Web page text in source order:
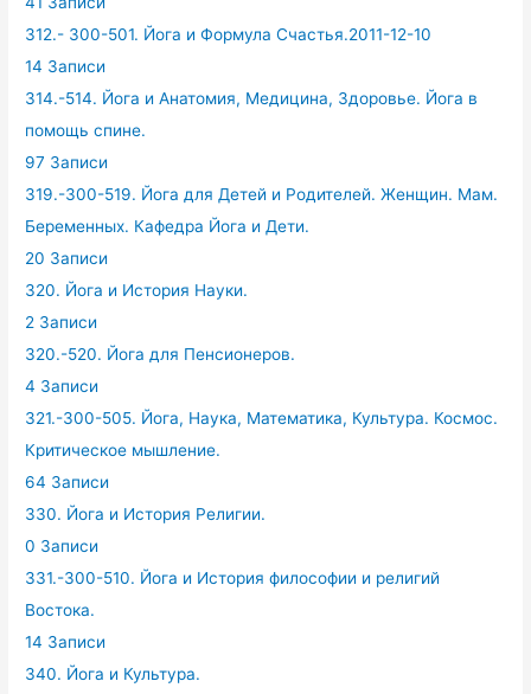
312.- 300-501. Йога и Формула Счастья.2011-12-10
14 Записи
314.-514. Йога и Анатомия, Медицина, Здоровье. Йога в
помощь спине.
97 Записи
319.-300-519. Йога для Детей и Родителей. Женщин. Мам.
Беременных. Кафедра Йога и Дети.
20 Записи
320. Йога и История Науки.
2 Записи
320.-520. Йога для Пенсионеров.
4 Записи
321.-300-505. Йога, Наука, Математика, Культура. Космос.
Критическое мышление.
64 Записи
330. Йога и История Религии.
0 Записи
331.-300-510. Йога и История философии и религий
Востока.
14 Записи
340. Йога и Культура.